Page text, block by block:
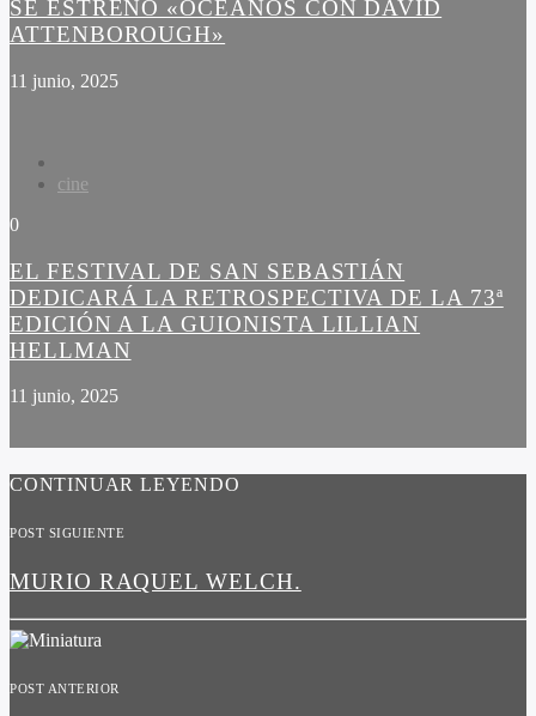
SE ESTRENÓ «OCÉANOS CON DAVID
ATTENBOROUGH»
11 junio, 2025
cine
0
EL FESTIVAL DE SAN SEBASTIÁN
DEDICARÁ LA RETROSPECTIVA DE LA 73ª
EDICIÓN A LA GUIONISTA LILLIAN
HELLMAN
11 junio, 2025
CONTINUAR LEYENDO
POST SIGUIENTE
MURIO RAQUEL WELCH.
POST ANTERIOR